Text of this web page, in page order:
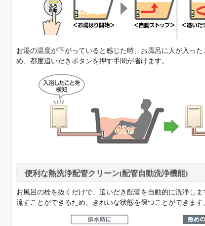
お湯の温度が下がっていると感じた時、お風呂に人が入っ
め、都度追いだきボタンを押す手間が省けます。
便利な熱洗浄配管クリーン(配管自動洗浄機能)
お風呂の栓を抜くだけで、追いだき配管を自動的に洗浄し
流すことができるため、きれいな状態を保つことができます